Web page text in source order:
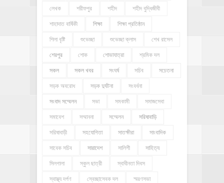
লেখক শরীফপুর শহীদ শহীদ বুদ্ধিজীবী
শাহাদাত বার্ষিকী শিক্ষা শিক্ষা প্রতিষ্ঠান
শিলা বৃষ্টি শুভেচ্ছা শুভেচ্ছা ক্লাস শেখ রাসেল
শেরপুর শোক শোভাযাত্রা শ্রমিক দল
সকল সকল খবর সংঘর্ষ সচিব সচেতনা
সড়ক অবরোধ সড়ক দুর্ঘটনা সংবর্ধনা
সংবাদ সম্মেলন সভা সমকামী সমাজসেবা
সমাবেশ সম্মাননা সম্মেলন সরিষাবাড়ি
সরিষাবাড়ী সহযোগিতা সাতক্ষীরা সাংবাদিক
সাবেক সচিব সারাদেশ সালিশী সাহিত্য
সিলগালা স্কুল ছাত্রী স্বাধীনতা দিবস
স্বাস্থ্য দর্পণ স্বেচ্ছাসেবক দল স্মরণসভা